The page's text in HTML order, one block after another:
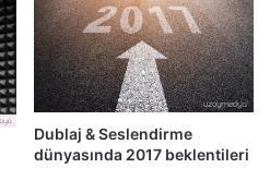
Dublaj & Seslendirme
dünyasında 2017 beklentileri